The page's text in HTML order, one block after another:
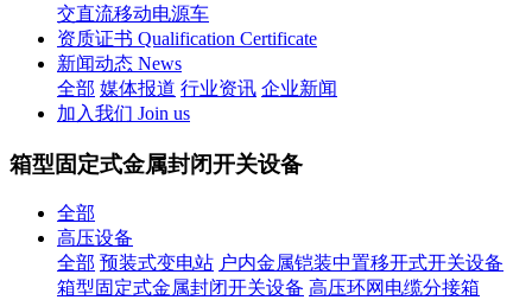
交直流移动电源车
资质证书 Qualification Certificate
新闻动态 News
全部 媒体报道 行业资讯 企业新闻
加入我们 Join us
箱型固定式金属封闭开关设备
全部
高压设备
全部 预装式变电站 户内金属铠装中置移开式开关设备
箱型固定式金属封闭开关设备 高压环网电缆分接箱